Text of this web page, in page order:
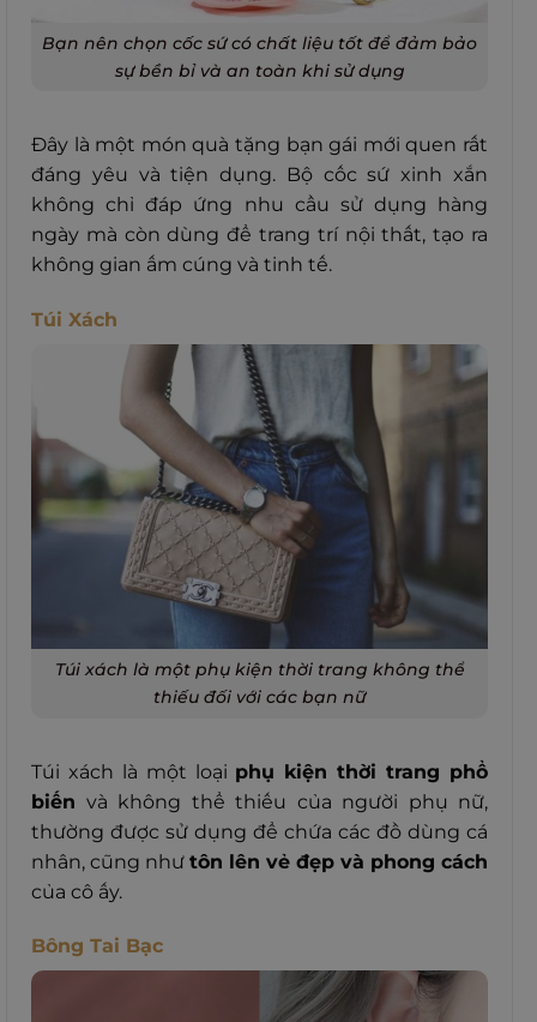
Bạn nên chọn cốc sứ có chất liệu tốt để đảm bảo
sự bền bỉ và an toàn khi sử dụng
Đây là một món quà tặng bạn gái mới quen rất
đáng yêu và tiện dụng. Bộ cốc sứ xinh xắn
không chỉ đáp ứng nhu cầu sử dụng hàng
ngày mà còn dùng để trang trí nội thất, tạo ra
không gian ấm cúng và tinh tế.
Túi Xách
Túi xách là một phụ kiện thời trang không thể
thiếu đối với các bạn nữ
Túi xách là một loại phụ kiện thời trang phổ
biến và không thể thiếu của người phụ nữ,
thường được sử dụng để chứa các đồ dùng cá
nhân, cũng như tôn lên vẻ đẹp và phong cách
của cô ấy.
Bông Tai Bạc